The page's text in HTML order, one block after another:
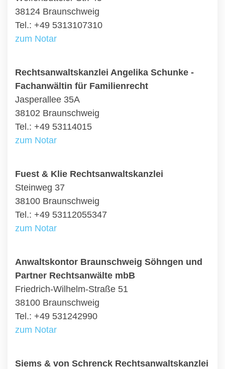
38124 Braunschweig
Tel.: +49 5313107310
zum Notar
Rechtsanwaltskanzlei Angelika Schunke -
Fachanwältin für Familienrecht
Jasperallee 35A
38102 Braunschweig
Tel.: +49 53114015
zum Notar
Fuest & Klie Rechtsanwaltskanzlei
Steinweg 37
38100 Braunschweig
Tel.: +49 53112055347
zum Notar
Anwaltskontor Braunschweig Söhngen und
Partner Rechtsanwälte mbB
Friedrich-Wilhelm-Straße 51
38100 Braunschweig
Tel.: +49 531242990
zum Notar
Siems & von Schrenck Rechtsanwaltskanzlei